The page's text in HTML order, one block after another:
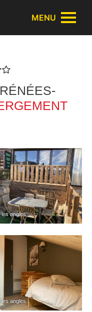
MENU
angles
angles